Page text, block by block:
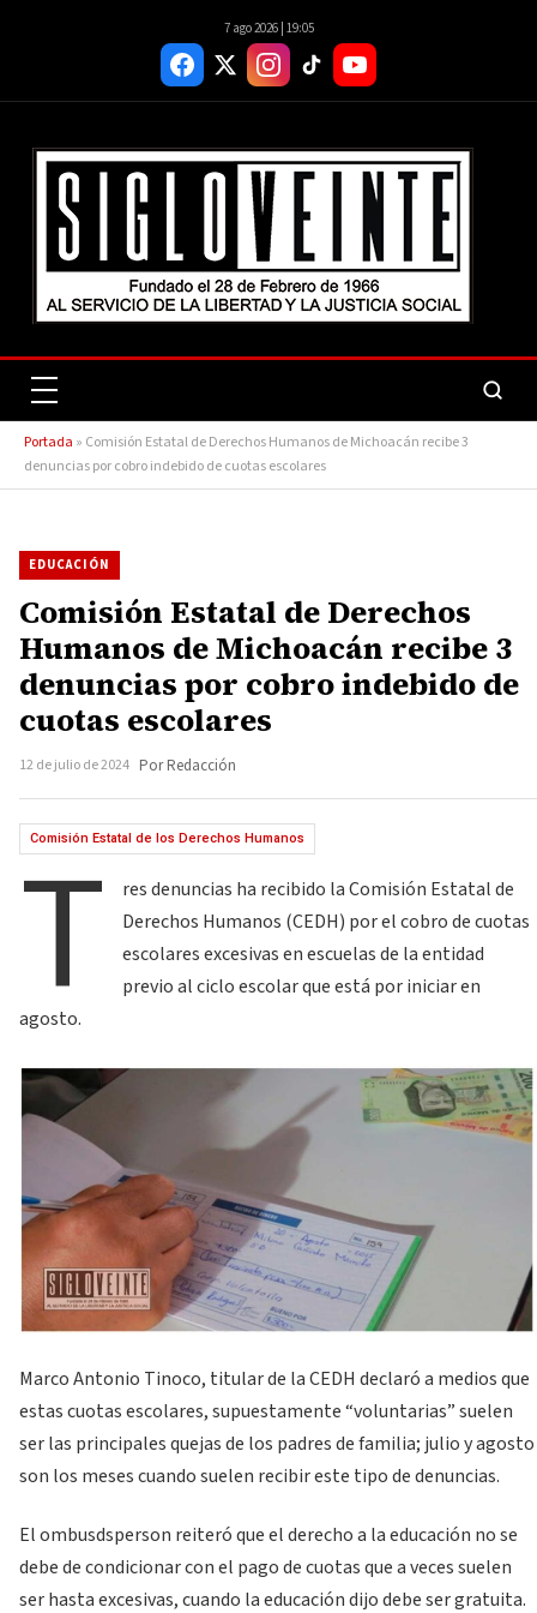
7 ago 2026 | 19:05
Portada » Comisión Estatal de Derechos Humanos de Michoacán recibe 3
denuncias por cobro indebido de cuotas escolares
EDUCACIÓN
Comisión Estatal de Derechos
Humanos de Michoacán recibe 3
denuncias por cobro indebido de
cuotas escolares
12 de julio de 2024 Por Redacción
Comisión Estatal de los Derechos Humanos
T
res denuncias ha recibido la Comisión Estatal de
Derechos Humanos (CEDH) por el cobro de cuotas
escolares excesivas en escuelas de la entidad
previo al ciclo escolar que está por iniciar en
agosto.
Marco Antonio Tinoco, titular de la CEDH declaró a medios que
estas cuotas escolares, supuestamente “voluntarias” suelen
ser las principales quejas de los padres de familia; julio y agosto
son los meses cuando suelen recibir este tipo de denuncias.
El ombusdsperson reiteró que el derecho a la educación no se
debe de condicionar con el pago de cuotas que a veces suelen
ser hasta excesivas, cuando la educación dijo debe ser gratuita.